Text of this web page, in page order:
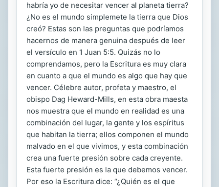
habría yo de necesitar vencer al planeta tierra?
¿No es el mundo simplemete la tierra que Dios
creó? Estas son las preguntas que podríamos
hacernos de manera genuina después de leer
el versículo en 1 Juan 5:5. Quizás no lo
comprendamos, pero la Escritura es muy clara
en cuanto a que el mundo es algo que hay que
vencer. Célebre autor, profeta y maestro, el
obispo Dag Heward-Mills, en esta obra maesta
nos muestra que el mundo en realidad es una
combinación del lugar, la gente y los espíritus
que habitan la tierra; ellos componen el mundo
malvado en el que vivimos, y esta combinación
crea una fuerte presión sobre cada creyente.
Esta fuerte presión es la que debemos vencer.
Por eso la Escritura dice: “¿Quién es el que